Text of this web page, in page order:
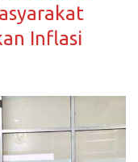
Inflasi